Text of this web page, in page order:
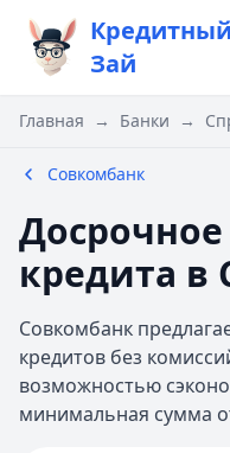
Кредитный
Зай
Главная → Банки →
Совкомбанк
кредита в
Совкомбанк
кредитов без
возможностью
минимальная сумма